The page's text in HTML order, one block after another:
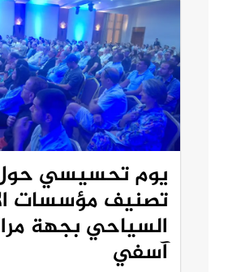
يوم تحسيسي
تصنيف مؤسسات
السياحي بجهة
آسفي